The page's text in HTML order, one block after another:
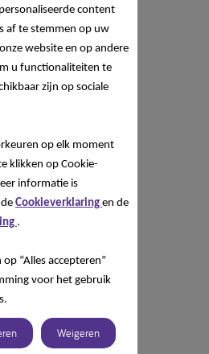
content
af te stemmen op uw
website en op andere
u functionaliteiten te
zijn op sociale
op elk moment
klikken op Cookie-
informatie is
Cookieverklaring en de
.
“Alles accepteren”
voor het gebruik
Weigeren